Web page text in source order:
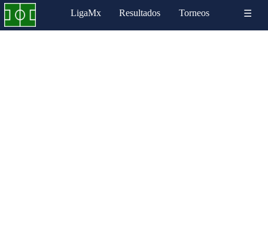
LigaMx Resultados Torneos ☰